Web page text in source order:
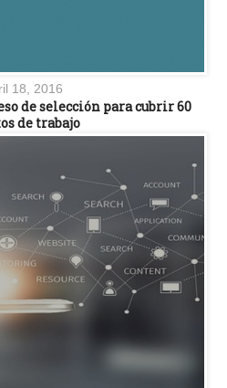
18, 2016
de selección para cubrir 60
de trabajo